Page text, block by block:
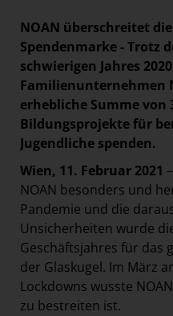
Raisin
section.d
Swiss Life Select
The Companion
The Hoxton
Unibail-Rodamco-Westfield
Vöslauer
NMK
MEDIA
KONTAKT
NOAN überschreitet die
Spendenmarke - Trotz
schwierigen Jahres
Familienunternehmen
erhebliche Summe von
Bildungsprojekte für
Jugendliche spenden.
Wien, 11. Februar 2021
NOAN besonders und
Pandemie und die
Unsicherheiten wurde
Geschäftsjahres für das
der Glaskugel. Im März
Lockdowns wusste
zu bestreiten ist.